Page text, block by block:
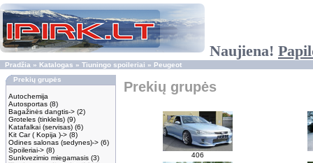
Naujiena!
Pradžia » Katalogas » Tiuningo spoileriai » Peugeot
Prekių grupės
Autochemija
Autosportas (8)
Bagažinės dangtis-> (2)
Groteles (tinklelis) (9)
Katafalkai (servisas) (6)
Kit Car ( Kopija )-> (8)
Odines salonas (sedynes)-> (6)
Spoileriai-> (8)
Sunkvezimio miegamasis (3)
Prekių grupės
406